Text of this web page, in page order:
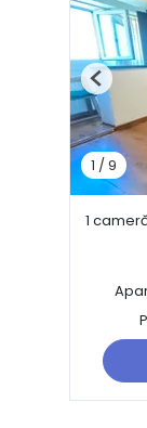
1 /9
Previous
1